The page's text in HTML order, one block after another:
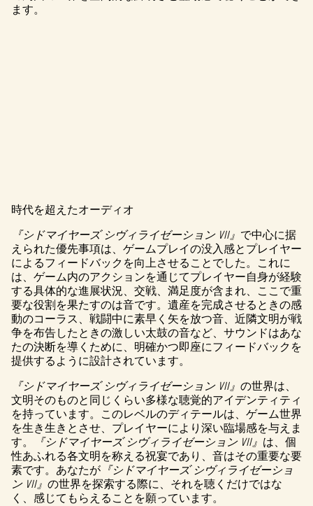
ます。
A
c
c
e
p
t
&
P
l
a
y
時代を超えたオーディオ
『シドマイヤーズ シヴィライゼーション VII』 で中心に据
えられた優先事項は、ゲームプレイの没入感とプレイヤー
によるフィードバックを向上させることでした。これに
は、ゲーム内のアクションを通じてプレイヤー自身が経験
する具体的な進展状況、交戦、満足度が含まれ、ここで重
要な役割を果たすのは音です。遺産を完成させるときの感
動のコーラス、戦闘中に素早く矢を放つ音、近隣文明が戦
争を布告したときの激しい太鼓の音など、サウンドはあな
たの決断を導くために、明確かつ即座にフィードバックを
提供するように設計されています。
『シドマイヤーズ シヴィライゼーション VII』 の世界は、
文明そのものと同じくらい多様な聴覚的アイデンティティ
を持っています。このレベルのディテールは、ゲーム世界
を生き生きとさせ、プレイヤーにより深い臨場感を与えま
す。
『シドマイヤーズ シヴィライゼーション VII』 は、個
性あふれる各文明を称える祝宴であり、音はその重要な要
素です。あなたが 『シドマイヤーズ シヴィライゼーショ
ン VII』 の世界を探索する際に、それを聴くだけではな
く、感じてもらえることを願っています。